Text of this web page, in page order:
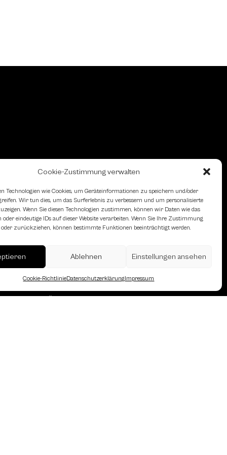
Cookie-Zustimmung verwalten
Technologien wie Cookies, um Geräteinformationen zu speichern und/oder
Wir tun dies, um das Surferlebnis zu verbessern und um personalisierte
Wenn Sie diesen Technologien zustimmen, können wir Daten wie das
oder eindeutige IDs auf dieser Website verarbeiten. Wenn Sie Ihre Zustimmung
zurückziehen, können bestimmte Funktionen beeinträchtigt werden.
Ablehnen Einstellungen ansehen
Cookie-RichtlinieDatenschutzerklärungImpressum